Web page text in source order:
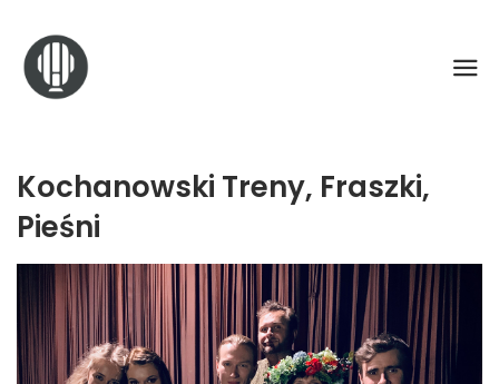
Kochanowski Treny, Fraszki,
Pieśni